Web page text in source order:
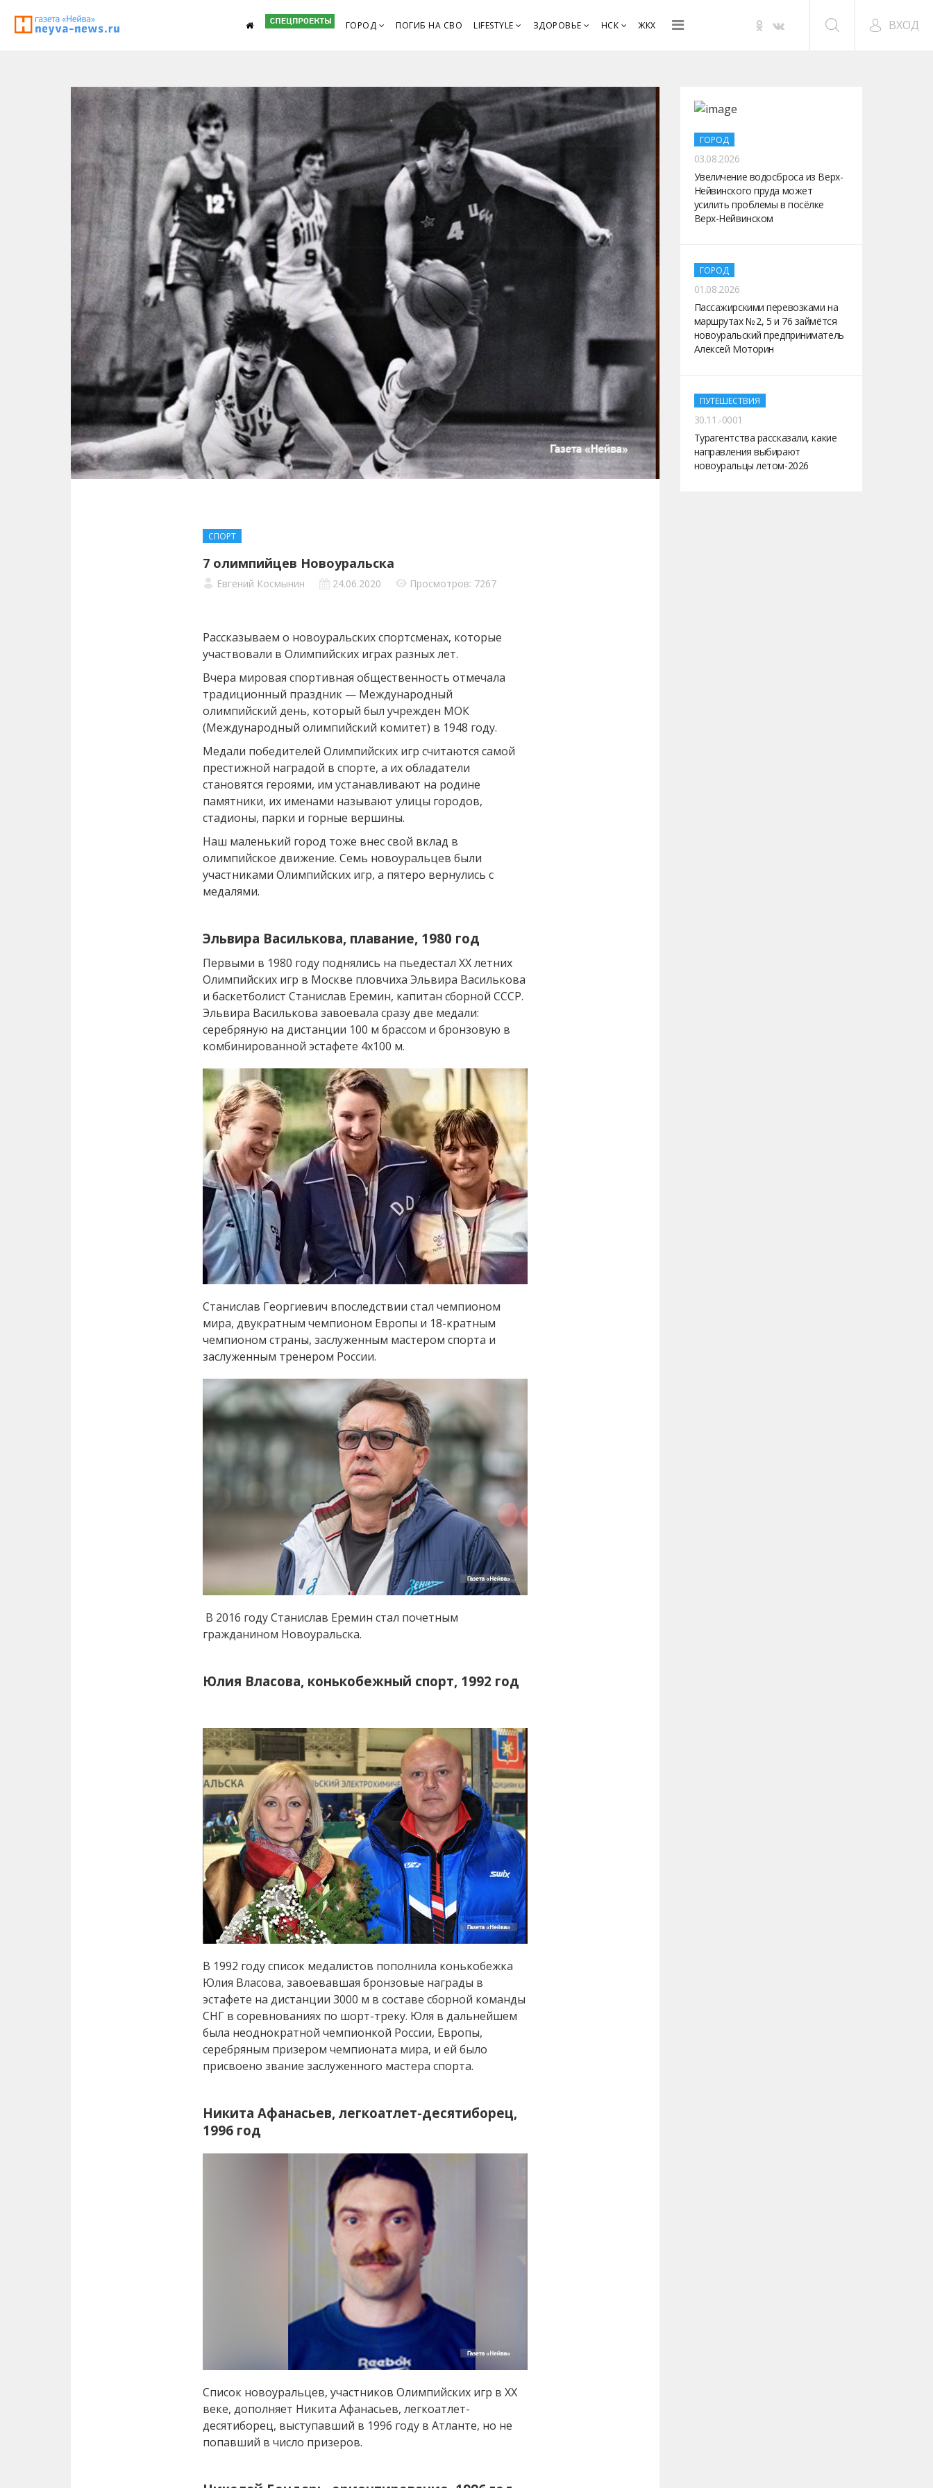
ГОРОД ПОГИБ НА СВО LIFESTYLE ЗДОРОВЬЕ НСК ЖКХ ВХОД
СПОРТ
7 олимпийцев Новоуральска
Евгений Космынин 24.06.2020 Просмотров: 7267
Рассказываем о новоуральских спортсменах, которые
участвовали в Олимпийских играх разных лет.
Вчера мировая спортивная общественность отмечала
традиционный праздник — Международный
олимпийский день, который был учрежден МОК
(Международный олимпийский комитет) в 1948 году.
Медали победителей Олимпийских игр считаются самой
престижной наградой в спорте, а их обладатели
становятся героями, им устанавливают на родине
памятники, их именами называют улицы городов,
стадионы, парки и горные вершины.
Наш маленький город тоже внес свой вклад в
олимпийское движение. Семь новоуральцев были
участниками Олимпийских игр, а пятеро вернулись с
медалями.
Эльвира Василькова, плавание, 1980 год
Первыми в 1980 году поднялись на пьедестал ХХ летних
Олимпийских игр в Москве пловчиха Эльвира Василькова
и баскетболист Станислав Еремин, капитан сборной СССР.
Эльвира Василькова завоевала сразу две медали:
серебряную на дистанции 100 м брассом и бронзовую в
комбинированной эстафете 4х100 м.
Станислав Георгиевич впоследствии стал чемпионом
мира, двукратным чемпионом Европы и 18-кратным
чемпионом страны, заслуженным мастером спорта и
заслуженным тренером России.
В 2016 году Станислав Еремин стал почетным
гражданином Новоуральска.
Юлия Власова, конькобежный спорт, 1992 год
В 1992 году список медалистов пополнила конькобежка
Юлия Власова, завоевавшая бронзовые награды в
эстафете на дистанции 3000 м в составе сборной команды
СНГ в соревнованиях по шорт-треку. Юля в дальнейшем
была неоднократной чемпионкой России, Европы,
серебряным призером чемпионата мира, и ей было
присвоено звание заслуженного мастера спорта.
Никита Афанасьев, легкоатлет-десятиборец,
1996 год
Список новоуральцев, участников Олимпийских игр в ХХ
веке, дополняет Никита Афанасьев, легкоатлет-
десятиборец, выступавший в 1996 году в Атланте, но не
попавший в число призеров.
ГОРОД
03.08.2026
Увеличение водосброса из Верх-
Нейвинского пруда может
усилить проблемы в посёлке
Верх-Нейвинском
ГОРОД
01.08.2026
Пассажирскими перевозками на
маршрутах № 2, 5 и 76 займётся
новоуральский предприниматель
Алексей Моторин
ПУТЕШЕСТВИЯ
30.11.-0001
Турагентства рассказали, какие
направления выбирают
новоуральцы летом-2026